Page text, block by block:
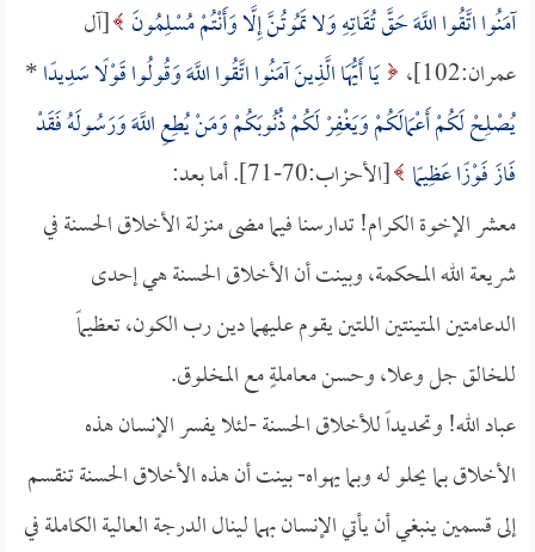
آمَنُوا اتَّقُوا اللَّهَ حَقَّ تُقَاتِهِ وَلا تَمُوتُنَّ إِلَّا وَأَنْتُمْ مُسْلِمُونَ [آل
عمران:102]،
يَا أَيُّهَا الَّذِينَ آمَنُوا اتَّقُوا اللَّهَ وَقُولُوا قَوْلًا سَدِيدًا*
يُصْلِحْ لَكُمْ أَعْمَالَكُمْ وَيَغْفِرْ لَكُمْ ذُنُوبَكُمْ وَمَنْ يُطِعِ اللَّهَ وَرَسُولَهُ فَقَدْ
فَازَ فَوْزًا عَظِيمًا [الأحزاب:70-71]. أما بعد:
معشر الإخوة الكرام! تدارسنا فيما مضى منزلة الأخلاق الحسنة في
شريعة الله المحكمة، وبينت أن الأخلاق الحسنة هي إحدى
الدعامتين المتينتين اللتين يقوم عليهما دين رب الكون، تعظيماً
للخالق جل وعلا، وحسن معاملةٍ مع المخلوق.
عباد الله! وتحديداً للأخلاق الحسنة -لئلا يفسر الإنسان هذه
الأخلاق بما يحلو له وبما يهواه- بينت أن هذه الأخلاق الحسنة تنقسم
إلى قسمين ينبغي أن يأتي الإنسان بهما لينال الدرجة العالية الكاملة في